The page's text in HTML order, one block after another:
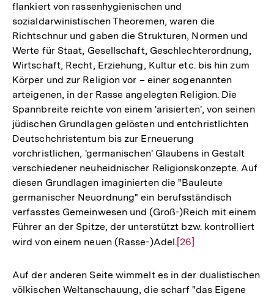
flankiert von rassenhygienischen und
sozialdarwinistischen Theoremen, waren die
Richtschnur und gaben die Strukturen, Normen und
Werte für Staat, Gesellschaft, Geschlechterordnung,
Wirtschaft, Recht, Erziehung, Kultur etc. bis hin zum
Körper und zur Religion vor – einer sogenannten
arteigenen, in der Rasse angelegten Religion. Die
Spannbreite reichte von einem 'arisierten', von seinen
jüdischen Grundlagen gelösten und entchristlichten
Deutschchristentum bis zur Erneuerung
vorchristlichen, 'germanischen' Glaubens in Gestalt
verschiedener neuheidnischer Religionskonzepte. Auf
diesen Grundlagen imaginierten die "Bauleute
germanischer Neuordnung" ein berufsständisch
verfasstes Gemeinwesen und (Groß-)Reich mit einem
Führer an der Spitze, der unterstützt bzw. kontrolliert
wird von einem neuen (Rasse-)Adel.Zur
der
Fußnote
[26]
Auf der anderen Seite wimmelt es in der dualistischen
völkischen Weltanschauung, die scharf "das Eigene